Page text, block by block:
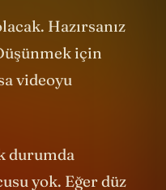
Hazırsanız
için
videoyu
durumda